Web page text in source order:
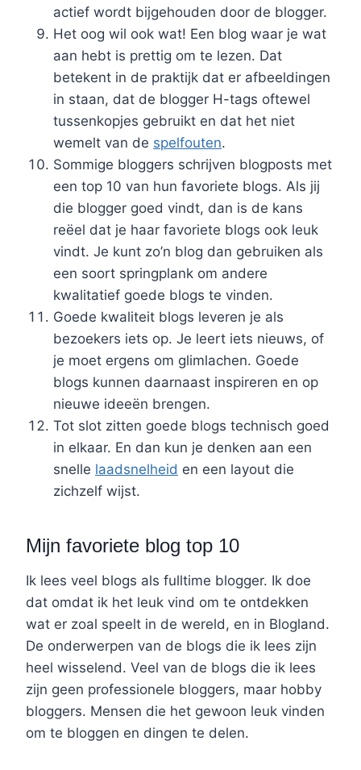
actief wordt bijgehouden door de blogger.
Het oog wil ook wat! Een blog waar je wat
aan hebt is prettig om te lezen. Dat
betekent in de praktijk dat er afbeeldingen
in staan, dat de blogger H-tags oftewel
tussenkopjes gebruikt en dat het niet
wemelt van de spelfouten.
Sommige bloggers schrijven blogposts met
een top 10 van hun favoriete blogs. Als jij
die blogger goed vindt, dan is de kans
reëel dat je haar favoriete blogs ook leuk
vindt. Je kunt zo’n blog dan gebruiken als
een soort springplank om andere
kwalitatief goede blogs te vinden.
Goede kwaliteit blogs leveren je als
bezoekers iets op. Je leert iets nieuws, of
je moet ergens om glimlachen. Goede
blogs kunnen daarnaast inspireren en op
nieuwe ideeën brengen.
Tot slot zitten goede blogs technisch goed
in elkaar. En dan kun je denken aan een
snelle laadsnelheid en een layout die
zichzelf wijst.
Mijn favoriete blog top 10
Ik lees veel blogs als fulltime blogger. Ik doe
dat omdat ik het leuk vind om te ontdekken
wat er zoal speelt in de wereld, en in Blogland.
De onderwerpen van de blogs die ik lees zijn
heel wisselend. Veel van de blogs die ik lees
zijn geen professionele bloggers, maar hobby
bloggers. Mensen die het gewoon leuk vinden
om te bloggen en dingen te delen.